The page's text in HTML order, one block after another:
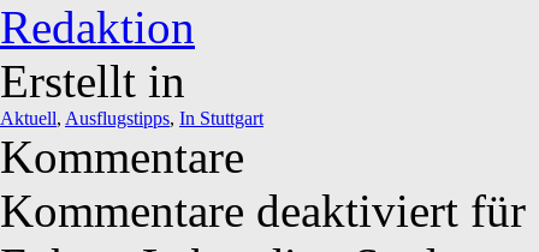
Redaktion
Erstellt in
Aktuell, Ausflugstipps, In Stuttgart
Kommentare
Kommentare deaktiviert für